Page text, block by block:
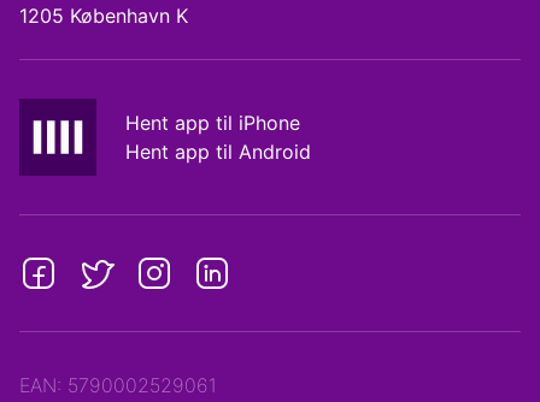
1205 København K
Hent app til iPhone
Hent app til Android
EAN: 5790002529061